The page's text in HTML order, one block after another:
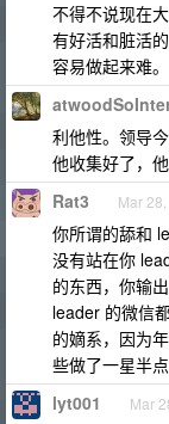
不得不说现在
有好活和脏活
容易做起来难。
利他性。领导
他收集好了，
Rat3 Mar
你所谓的舔和
没有站在你
的东西，你输
leader 的微信
的嫡系，因为
些做了一星半点
lyt001 Mar